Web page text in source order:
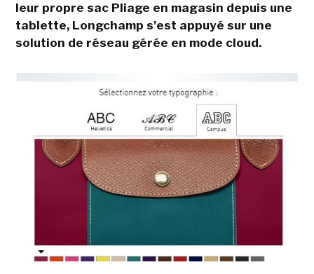
leur propre sac Pliage en magasin depuis une
tablette, Longchamp s'est appuyé sur une
solution de réseau gérée en mode cloud.